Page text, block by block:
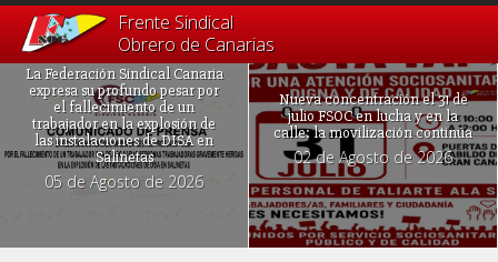
Frente Sindical
Obrero de Canarias
La Federación Sindical Canaria
expresa su profundo pesar por
el fallecimiento de un
trabajador en la explosión de
las instalaciones de DISA en
Salinetas
05 de Agosto de 2026
Nueva concentración el 31 de
julio FSOC en lucha y en la
calle: la movilización continúa
02 de Agosto de 2026